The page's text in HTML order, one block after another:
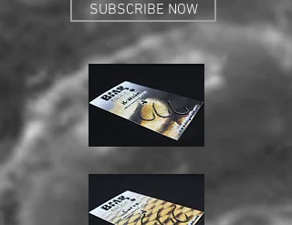
SUBSCRIBE NOW